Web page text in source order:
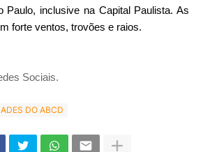
Paulo, inclusive na Capital Paulista. As
forte ventos, trovões e raios.
Sociais.
DO ABCD